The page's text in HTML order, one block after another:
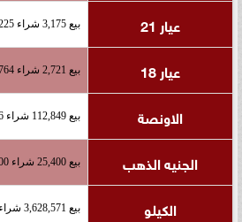
عيار 21 بيع 3,175 شراء 3,225
عيار 18 بيع 2,721 شراء 2,764
الاونصة بيع 112,849 شراء 114,626
الجنيه الذهب بيع 25,400 شراء 25,800
الكيلو بيع 3,628,571 شراء 3,685,714